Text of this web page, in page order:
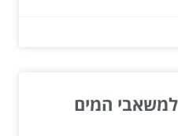
למשאבי המים